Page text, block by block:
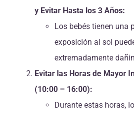
y Evitar Hasta los 3 Años:
Los bebés tienen una
exposición al sol
extremadamente
Evitar las Horas de Mayor
(10:00 – 16:00):
Durante estas horas,